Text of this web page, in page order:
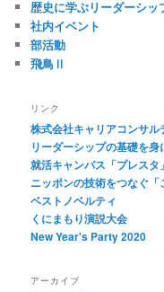
歴史に学ぶリーダーシッ
社内イベント
部活動
飛鳥Ⅱ
リンク
株式会社キャリアコンサル
リーダーシップの基礎を身
就活キャンパス「プレスタ」
ニッポンの技術をつなぐ「
ベストノベルティ
くにまもり演説大会
New Year's Party 2020
アーカイブ